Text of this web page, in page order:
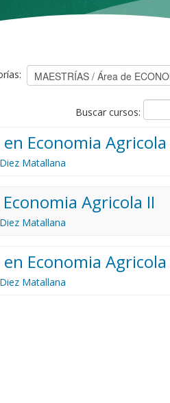
Buscar cursos:
Economia Agricola
Matallana
Agricola II
Matallana
Economia Agricola
Matallana